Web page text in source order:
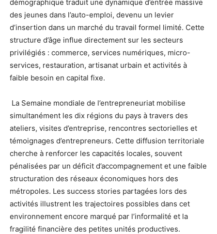
démographique traduit une dynamique d’entrée massive
des jeunes dans l’auto-emploi, devenu un levier
d’insertion dans un marché du travail formel limité. Cette
structure d’âge influe directement sur les secteurs
privilégiés : commerce, services numériques, micro-
services, restauration, artisanat urbain et activités à
faible besoin en capital fixe.
La Semaine mondiale de l’entrepreneuriat mobilise
simultanément les dix régions du pays à travers des
ateliers, visites d’entreprise, rencontres sectorielles et
témoignages d’entrepreneurs. Cette diffusion territoriale
cherche à renforcer les capacités locales, souvent
pénalisées par un déficit d’accompagnement et une faible
structuration des réseaux économiques hors des
métropoles. Les success stories partagées lors des
activités illustrent les trajectoires possibles dans cet
environnement encore marqué par l’informalité et la
fragilité financière des petites unités productives.